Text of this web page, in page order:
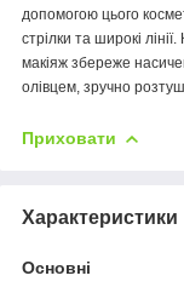
допомогою цього
стрілки та широкі
макіяж збереже
олівцем, зручно
Приховати
Характеристики
Основні